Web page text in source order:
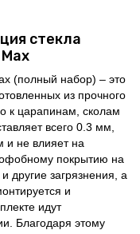
стекла
(полный набор) – это
из прочного
к царапинам, сколам
всего 0.3 мм,
и не влияет на
покрытию на
другие загрязнения, а
и
идут
Благодаря этому